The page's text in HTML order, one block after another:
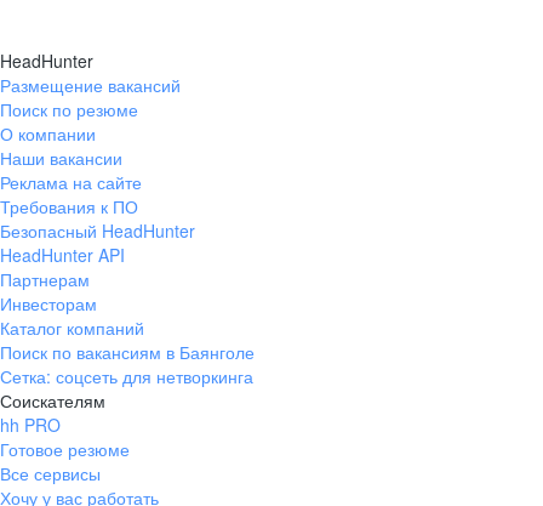
HeadHunter
Размещение вакансий
Поиск по резюме
О компании
Наши вакансии
Реклама на сайте
Требования к ПО
Безопасный HeadHunter
HeadHunter API
Партнерам
Инвесторам
Каталог компаний
Поиск по вакансиям в Баянголе
Сетка: соцсеть для нетворкинга
Соискателям
hh PRO
Готовое резюме
Все сервисы
Хочу у вас работать